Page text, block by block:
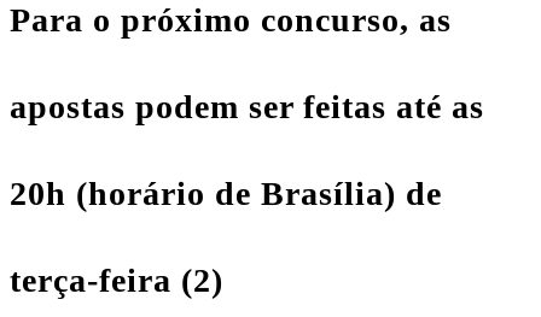
Para o próximo concurso, as
apostas podem ser feitas até as
20h (horário de Brasília) de
terça-feira (2)